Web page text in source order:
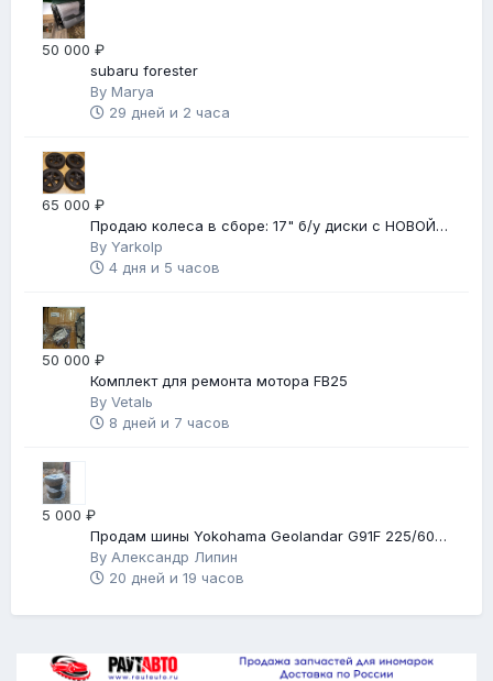
50 000 ₽
subaru forester
By Marya
29 дней и 2 часа
65 000 ₽
Продаю колеса в сборе: 17" б/у диски с НОВОЙ
зимней резиной
By Yarkolp
4 дня и 5 часов
50 000 ₽
Комплект для ремонта мотора FB25
By Vetalь
8 дней и 7 часов
5 000 ₽
Продам шины Yokohama Geolandar G91F 225/60
R17
By Александр Липин
20 дней и 19 часов